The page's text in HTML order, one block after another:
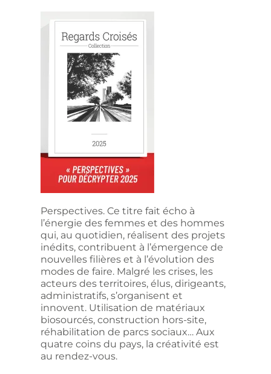
Perspectives. Ce titre fait écho à
l’énergie des femmes et des hommes
qui, au quotidien, réalisent des projets
inédits, contribuent à l’émergence de
nouvelles filières et à l’évolution des
modes de faire. Malgré les crises, les
acteurs des territoires, élus, dirigeants,
administratifs, s’organisent et
innovent. Utilisation de matériaux
biosourcés, construction hors-site,
réhabilitation de parcs sociaux… Aux
quatre coins du pays, la créativité est
au rendez-vous.